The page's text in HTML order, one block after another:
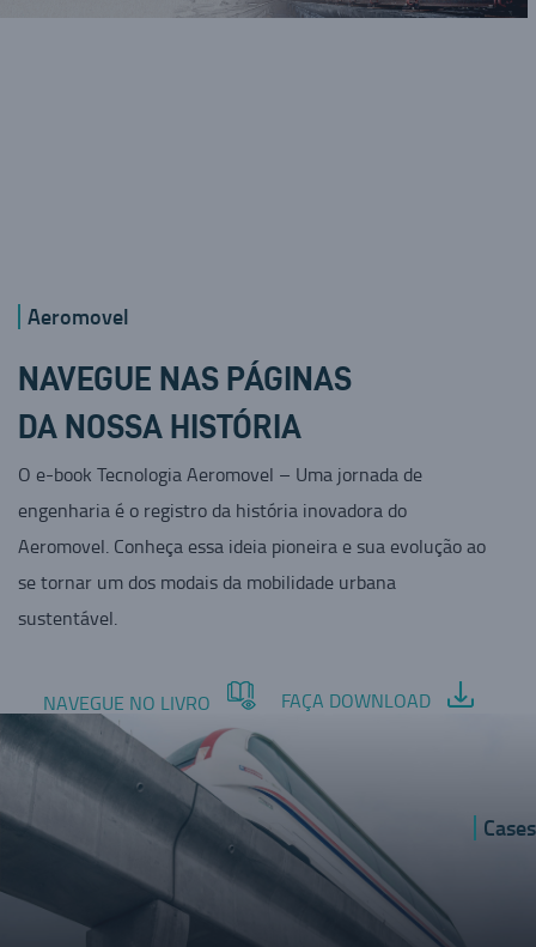
Aeromovel
NAVEGUE NAS PÁGINAS
DA NOSSA HISTÓRIA
O e-book Tecnologia Aeromovel – Uma jornada de
engenharia é o registro da história inovadora do
Aeromovel. Conheça essa ideia pioneira e sua evolução ao
se tornar um dos modais da mobilidade urbana
sustentável.
NAVEGUE NO LIVRO FAÇA DOWNLOAD
Cases